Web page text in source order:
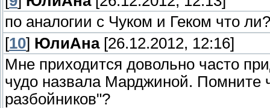
по аналогии с Чуком и Геком что ли?
[10] ЮлиАна[26.12.2012, 12:16]
Мне приходится довольно часто
чудо назвала Марджиной. Помните
разбойников"?